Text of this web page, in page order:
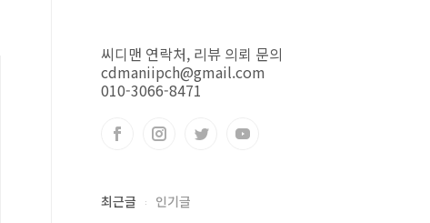
씨디맨 연락처, 리뷰 의뢰 문의
cdmaniipch@gmail.com
010-3066-8471
최근글 인기글